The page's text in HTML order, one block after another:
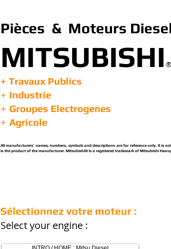
Pièces & Moteurs
MITSUBISHI ®
+ Travaux Publics
+ Industrie
+ Groupes Electrogenes
+ Agricole
All manufacturers’ names, numbers, symbols and descriptions are for reference only. It is
is the product of the manufacturer. Mitsubishi® is a registered trademark of Mitsubishi
Sélectionnez votre moteur :
Select your engine :